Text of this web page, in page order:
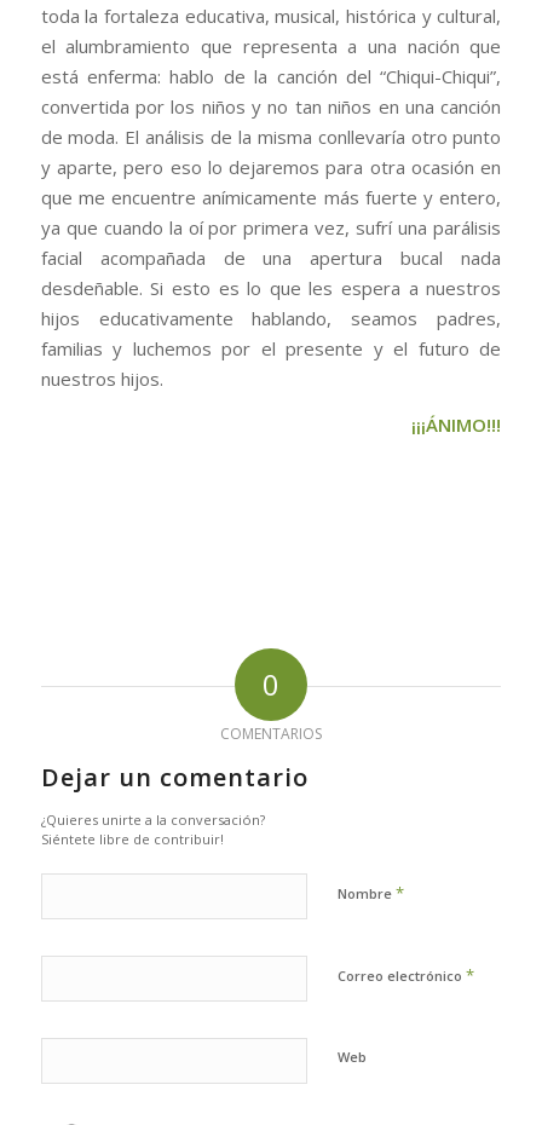
toda la fortaleza educativa, musical, histórica y cultural,
el alumbramiento que representa a una nación que
está enferma: hablo de la canción del “Chiqui-Chiqui”,
convertida por los niños y no tan niños en una canción
de moda. El análisis de la misma conllevaría otro punto
y aparte, pero eso lo dejaremos para otra ocasión en
que me encuentre anímicamente más fuerte y entero,
ya que cuando la oí por primera vez, sufrí una parálisis
facial acompañada de una apertura bucal nada
desdeñable. Si esto es lo que les espera a nuestros
hijos educativamente hablando, seamos padres,
familias y luchemos por el presente y el futuro de
nuestros hijos.
¡¡¡ÁNIMO!!!
0
COMENTARIOS
Dejar un comentario
¿Quieres unirte a la conversación?
Siéntete libre de contribuir!
Nombre *
Correo electrónico *
Web